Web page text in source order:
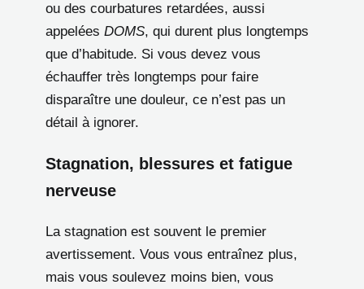
ou des courbatures retardées, aussi
appelées DOMS, qui durent plus longtemps
que d’habitude. Si vous devez vous
échauffer très longtemps pour faire
disparaître une douleur, ce n’est pas un
détail à ignorer.
Stagnation, blessures et fatigue
nerveuse
La stagnation est souvent le premier
avertissement. Vous vous entraînez plus,
mais vous soulevez moins bien, vous